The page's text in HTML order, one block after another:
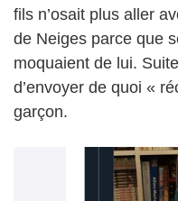
fils n’osait plus aller
de Neiges parce que
moquaient de lui.
d’envoyer de quoi «
garçon.